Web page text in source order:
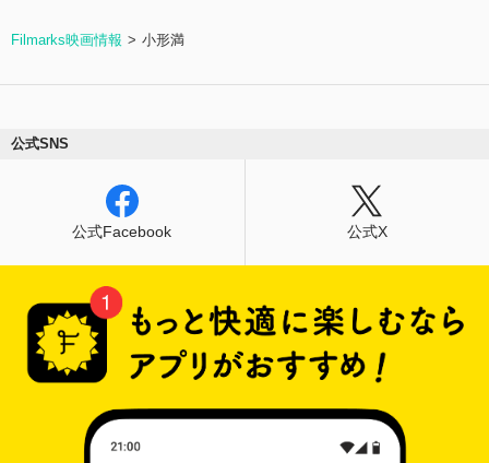
Filmarks映画情報 小形満
公式SNS
公式Facebook 公式X